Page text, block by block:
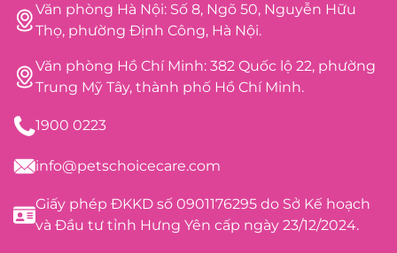
Văn phòng Hà Nội: Số 8, Ngõ 50, Nguyễn Hữu
Thọ, phường Định Công, Hà Nội.
Văn phòng Hồ Chí Minh: 382 Quốc lộ 22, phường
Trung Mỹ Tây, thành phố Hồ Chí Minh.
1900 0223
info@petschoicecare.com
Giấy phép ĐKKD số 0901176295 do Sở Kế hoạch
và Đầu tư tỉnh Hưng Yên cấp ngày 23/12/2024.